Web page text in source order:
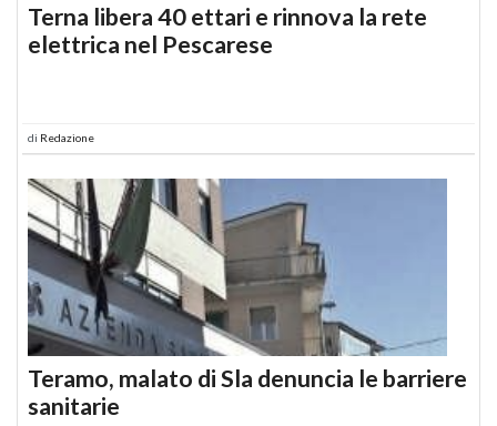
Terna libera 40 ettari e rinnova la rete
elettrica nel Pescarese
di Redazione
Teramo, malato di Sla denuncia le barriere
sanitarie